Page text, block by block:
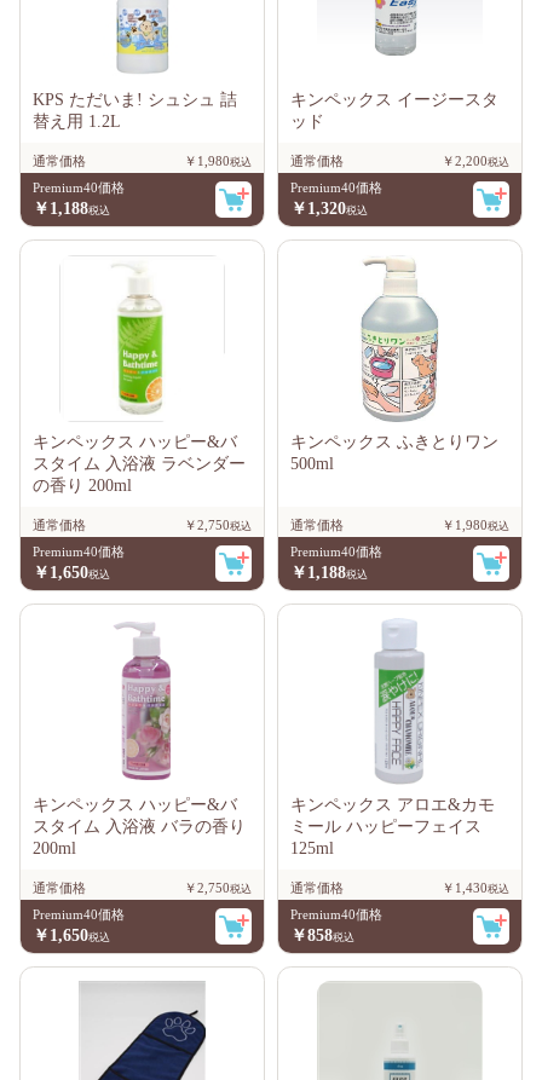
KPS ただいま! シュシュ 詰
替え用 1.2L
通常価格
￥1,980
Premium40価格
￥1,188
キンペックス イージースタ
ッド
通常価格
￥2,200
Premium40価格
￥1,320
キンペックス ハッピー&バ
スタイム 入浴液 ラベンダー
の香り 200ml
通常価格
￥2,750
Premium40価格
￥1,650
キンペックス ふきとりワン
500ml
通常価格
￥1,980
Premium40価格
￥1,188
キンペックス ハッピー&バ
スタイム 入浴液 バラの香り
200ml
通常価格
￥2,750
Premium40価格
￥1,650
キンペックス アロエ&カモ
ミール ハッピーフェイス
125ml
通常価格
￥1,430
Premium40価格
￥858